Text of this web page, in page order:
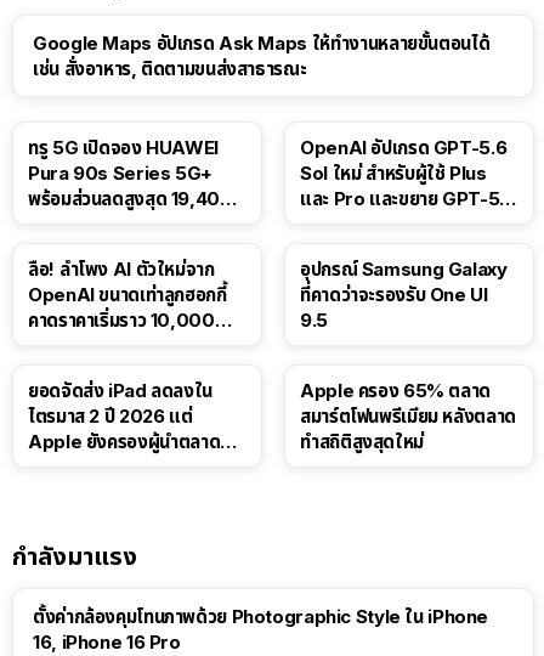
Google Maps อัปเกรด Ask Maps ให้ทำงานหลายขั้นตอนได้
เช่น สั่งอาหาร, ติดตามขนส่งสาธารณะ
ทรู 5G เปิดจอง HUAWEI
Pura 90s Series 5G+
พร้อมส่วนลดสูงสุด 19,400
OpenAI อัปเกรด GPT-5.6
Sol ใหม่ สำหรับผู้ใช้ Plus
และ Pro และขยาย GPT-5.6
ลือ! ลำโพง AI ตัวใหม่จาก
OpenAI ขนาดเท่าลูกฮอกกี้
คาดราคาเริ่มราว 10,000
อุปกรณ์ Samsung Galaxy
ที่คาดว่าจะรองรับ One UI
9.5
ยอดจัดส่ง iPad ลดลงใน
ไตรมาส 2 ปี 2026 แต่
Apple ยังครองผู้นำตลาด
Apple ครอง 65% ตลาด
สมาร์ตโฟนพรีเมียม หลังตลาด
ทำสถิติสูงสุดใหม่
กำลังมาแรง
ตั้งค่ากล้องคุมโทนภาพด้วย Photographic Style ใน iPhone
16, iPhone 16 Pro